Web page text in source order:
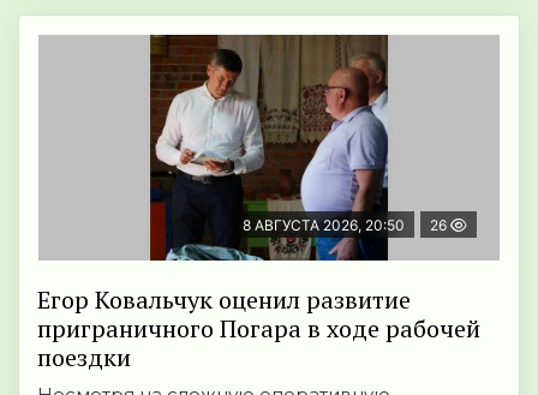
8 АВГУСТА 2026, 20:50 26
Егор Ковальчук оценил развитие
приграничного Погара в ходе рабочей
поездки